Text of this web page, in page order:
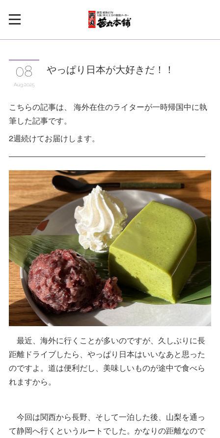
08
Aug 2025
やっぱり日本が大好きだ！！
こちらの記事は、 海外在住のライターが一時帰国中に執
筆した記事です。
2週続けてお届けします。
―――――――――――――――――――――――――
最近、海外に行くことが多いのですが、久しぶりに長
距離ドライブしたら、やっぱり日本はいいなあと思った
のですよ。道は便利だし、美味しいものが途中で食べら
れますから。
今回は関西から長野、そして一泊した後、山梨を通っ
て静岡へ行くというルートでした。かなりの距離なので